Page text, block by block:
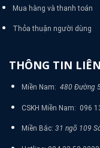
Mua hàng và thanh toán
Thỏa thuận người dùng
THÔNG TIN
Miền Nam: 480 Đường
CSKH Miền Nam: 096
Miền Bắc: 31 ngõ 109